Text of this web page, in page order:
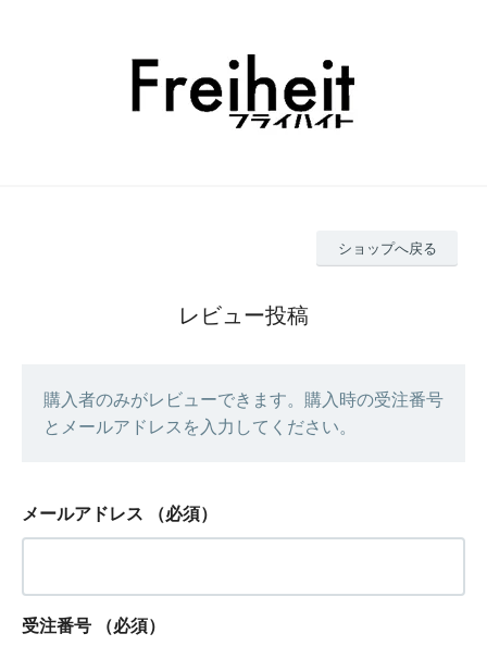
ショップへ戻る
レビュー投稿
購入者のみがレビューできます。購入時の受注番号
とメールアドレスを入力してください。
メールアドレス （必須）
受注番号 （必須）